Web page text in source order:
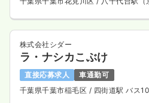
株式会社シダー
ラ・ナシカこぶけ
直接応募求人
車通勤可
千葉県千葉市稲毛区 / 四街道駅 バス